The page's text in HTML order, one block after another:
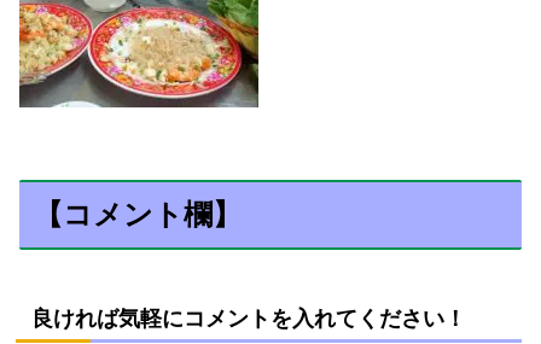
【コメント欄】
良ければ気軽にコメントを入れてください！